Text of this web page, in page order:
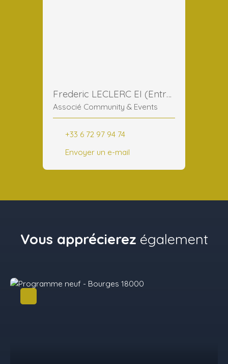
Frederic LECLERC EI (Entreprise Individuelle)
Associé Community & Events
+33 6 72 97 94 74
Envoyer un e-mail
Vous apprécierez également